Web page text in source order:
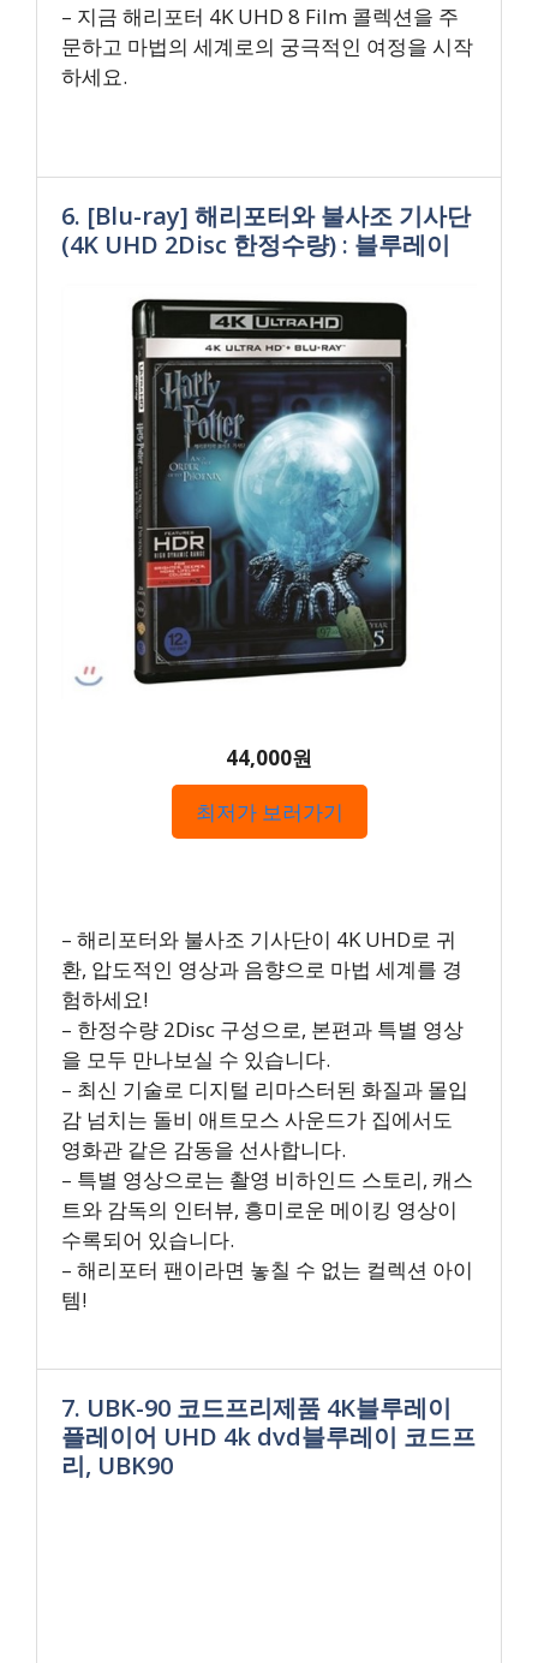
– 지금 해리포터 4K UHD 8 Film 콜렉션을 주
문하고 마법의 세계로의 궁극적인 여정을 시작
하세요.
6. [Blu-ray] 해리포터와 불사조 기사단
(4K UHD 2Disc 한정수량) : 블루레이
44,000원
최저가 보러가기
– 해리포터와 불사조 기사단이 4K UHD로 귀
환, 압도적인 영상과 음향으로 마법 세계를 경
험하세요!
– 한정수량 2Disc 구성으로, 본편과 특별 영상
을 모두 만나보실 수 있습니다.
– 최신 기술로 디지털 리마스터된 화질과 몰입
감 넘치는 돌비 애트모스 사운드가 집에서도
영화관 같은 감동을 선사합니다.
– 특별 영상으로는 촬영 비하인드 스토리, 캐스
트와 감독의 인터뷰, 흥미로운 메이킹 영상이
수록되어 있습니다.
– 해리포터 팬이라면 놓칠 수 없는 컬렉션 아이
템!
7. UBK-90 코드프리제품 4K블루레이
플레이어 UHD 4k dvd블루레이 코드프
리, UBK90